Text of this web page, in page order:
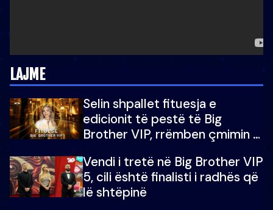
LAJME
Selin shpallet fituesja e
edicionit të pestë të Big
Brother VIP, rrëmben çmimin e
Vendi i tretë në Big Brother VIP
5, cili është finalisti i radhës që
lë shtëpinë